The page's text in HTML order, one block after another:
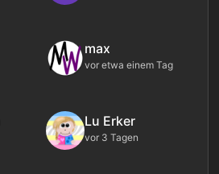
max
vor etwa einem Tag
Lu Erker
vor 3 Tagen